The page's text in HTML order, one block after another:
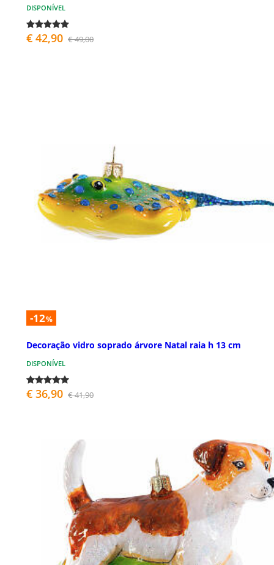
DISPONÍVEL
€ 42,90 € 49,00
-12%
Decoração vidro soprado árvore Natal raia h 13 cm
DISPONÍVEL
€ 36,90 € 41,90